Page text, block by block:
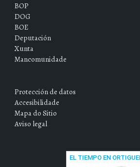
BOP
DOG
BOE
Deputación
Xunta
Mancomunidade
Protección de datos
Accesibilidade
Mapa do Sitio
Aviso legal